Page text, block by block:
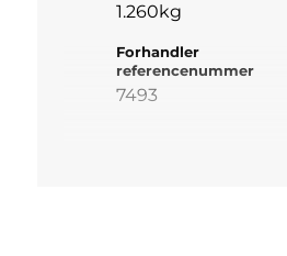
1.260kg
Forhandler
referencenummer
7493